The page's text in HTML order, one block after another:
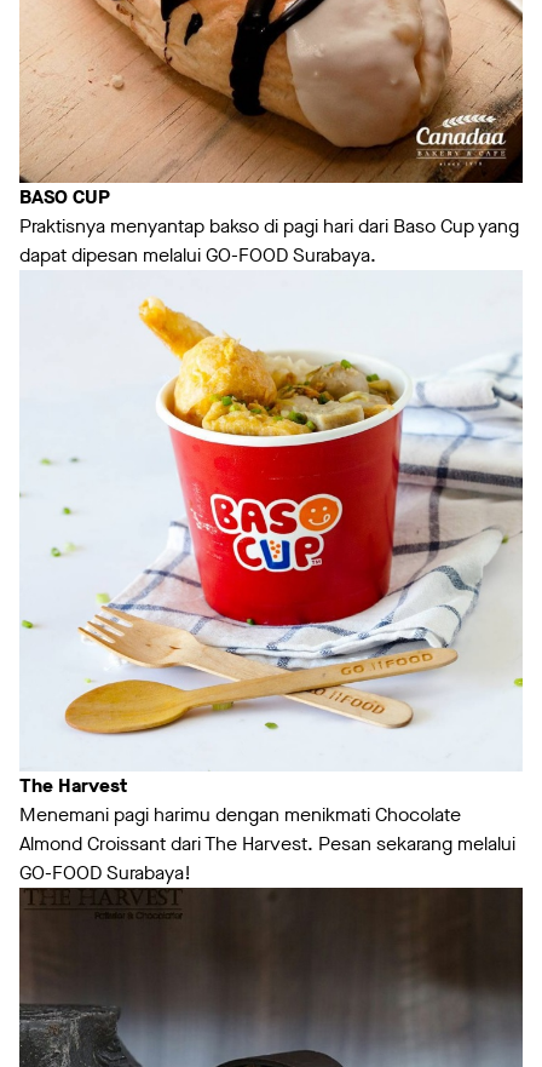
BASOCUP
Praktisnya menyantap bakso di pagi hari dari Baso Cup yang
dapat dipesan melalui GO-FOOD Surabaya.
The Harvest
Menemani pagi harimu dengan menikmati Chocolate
Almond Croissant dari The Harvest. Pesan sekarang melalui
GO-FOOD Surabaya!